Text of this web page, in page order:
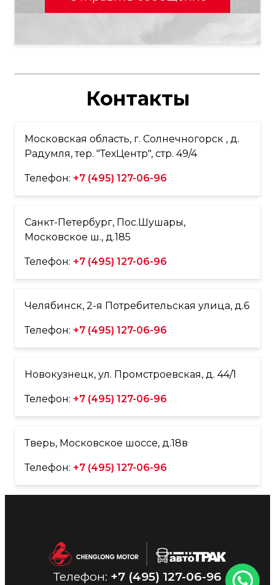
Контакты
Московская область, г. Солнечногорск , д.
Радумля, тер. "ТехЦентр", стр. 49/4
Телефон: +7 (495) 127-06-96
Санкт-Петербург, Пос.Шушары,
Московское ш., д.185
Телефон: +7 (495) 127-06-96
Челябинск, 2-я Потребительская улица, д.6
Телефон: +7 (495) 127-06-96
Новокузнецк, ул. Промстроевская, д. 44/1
Телефон: +7 (495) 127-06-96
Тверь, Московское шоссе, д.18в
Телефон: +7 (495) 127-06-96
Телефон: +7 (495) 127-06-96